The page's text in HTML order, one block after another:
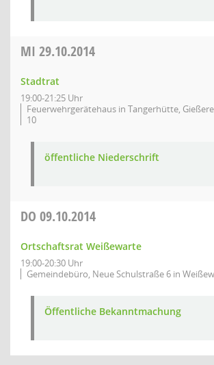
MI 29.10.2014
Stadtrat
19:00-21:25 Uhr
Feuerwehrgerätehaus in Tangerhütte,
10
öffentliche Niederschrift
DO 09.10.2014
Ortschaftsrat Weißewarte
19:00-20:30 Uhr
Gemeindebüro, Neue Schulstraße 6 in
Öffentliche Bekanntmachung